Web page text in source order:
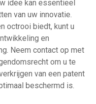
idee kan essentieel
van uw innovatie.
octrooi biedt, kunt u
en
Neem contact op met
om u te
van een patent
beschermd is.